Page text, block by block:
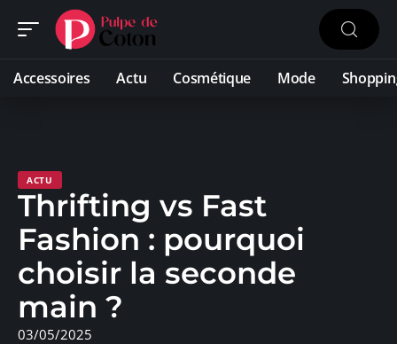
Accessoires Actu Cosmétique Mode
ACTU
Thrifting vs Fast
Fashion : pourquoi
choisir la seconde
main ?
03/05/2025